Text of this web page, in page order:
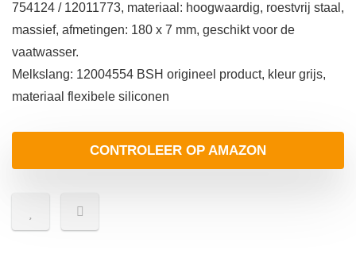
754124 / 12011773, materiaal: hoogwaardig, roestvrij staal,
massief, afmetingen: 180 x 7 mm, geschikt voor de
vaatwasser.
Melkslang: 12004554 BSH origineel product, kleur grijs,
materiaal flexibele siliconen
CONTROLEER OP AMAZON